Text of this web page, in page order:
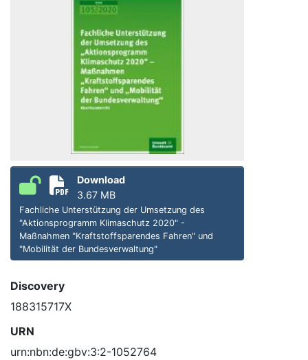
Download
3.67 MB
Fachliche Unterstützung der Umsetzung des
"Aktionsprogramm Klimaschutz 2020" -
Maßnahmen "Kraftstoffsparendes Fahren" und
"Mobilität der Bundesverwaltung"
Discovery
188315717X
URN
urn:nbn:de:gbv:3:2-1052764